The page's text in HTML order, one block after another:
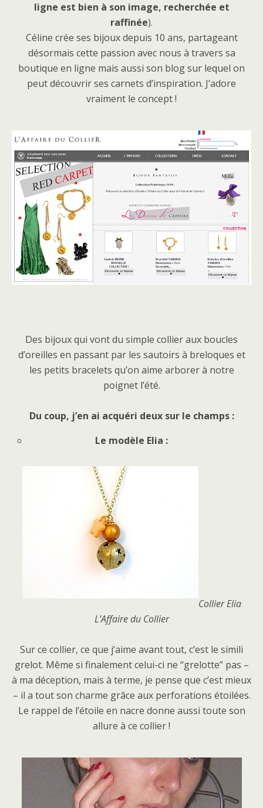
ligne est bien à son image, recherchée et
raffinée).
Céline crée ses bijoux depuis 10 ans, partageant
désormais cette passion avec nous à travers sa
boutique en ligne mais aussi son blog sur lequel on
peut découvrir ses carnets d’inspiration. J’adore
vraiment le concept !
Des bijoux qui vont du simple collier aux boucles
d’oreilles en passant par les sautoirs à breloques et
les petits bracelets qu’on aime arborer à notre
poignet l’été.
Du coup, j’en ai acquéri deux sur le champs :
Le modèle Elia :
Collier Elia
L’Affaire du Collier
Sur ce collier, ce que j’aime avant tout, c’est le simili
grelot. Même si finalement celui-ci ne “grelotte” pas –
à ma déception, mais à terme, je pense que c’est mieux
– il a tout son charme grâce aux perforations étoilées.
Le rappel de l’étoile en nacre donne aussi toute son
allure à ce collier !